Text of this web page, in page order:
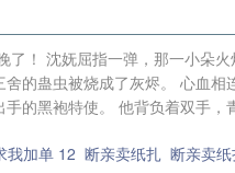
！ 沈妩屈指一弹，那一小朵
的蛊虫被烧成了灰烬。 心血相
的黑袍特使。 他背负着双手，
我加单 12 断亲卖纸扎 断亲卖